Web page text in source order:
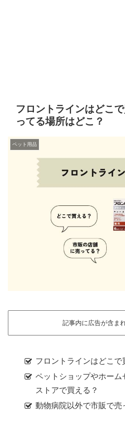
フロントラインはどこ
ってる場所はどこ？
ペット用品
記事内に広告が含ま
フロントラインはどこで
ペットショップやホー
ストアで買える？
動物病院以外で市販で売